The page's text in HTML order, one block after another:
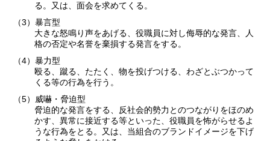
る。又は、面会を求めてくる。
（3）暴言型
大きな怒鳴り声をあげる、役職員に対し侮辱的な発言、人
格の否定や名誉を棄損する発言をする。
（4）暴力型
殴る、蹴る、たたく、物を投げつける、わざとぶつかって
くる等の行為を行う。
（5）威嚇・脅迫型
脅迫的な発言をする、反社会的勢力とのつながりをほのめ
かす、異常に接近する等といった、役職員を怖がらせるよ
うな行為をとる。又は、当組合のブランドイメージを下げ